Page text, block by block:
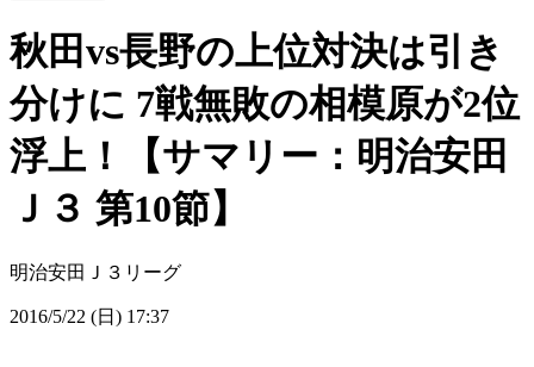
秋田vs長野の上位対決は引き
分けに 7戦無敗の相模原が2位
浮上！【サマリー：明治安田
Ｊ３ 第10節】
明治安田Ｊ３リーグ
2016/5/22 (日) 17:37